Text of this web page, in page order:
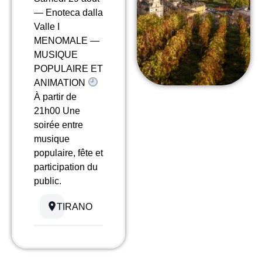
— Enoteca dalla
Valle I
MENOMALE —
MUSIQUE
POPULAIRE ET
ANIMATION
À partir de
21h00 Une
soirée entre
musique
populaire, fête et
participation du
public.
TIRANO